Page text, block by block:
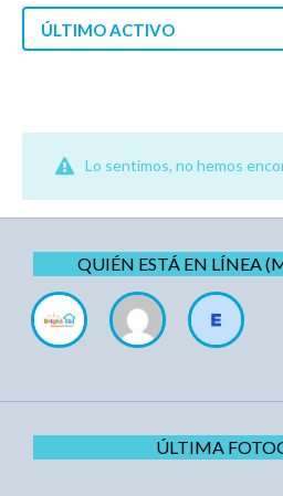
ÚLTIMO ACTIVO
Lo sentimos, no hemos
QUIÉN ESTÁ EN LÍNEA
ÚLTIMA